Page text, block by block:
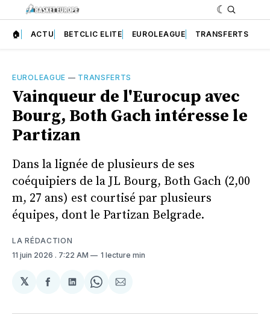
🏠 ACTU BETCLIC ELITE EUROLEAGUE TRANSFERTS
EUROLEAGUE — TRANSFERTS
Vainqueur de l'Eurocup avec
Bourg, Both Gach intéresse le
Partizan
Dans la lignée de plusieurs de ses
coéquipiers de la JL Bourg, Both Gach (2,00
m, 27 ans) est courtisé par plusieurs
équipes, dont le Partizan Belgrade.
LA RÉDACTION
11 juin 2026 . 7:22 AM 1 lecture min
𝕏
Partager
Facebook
Partager
LinkedIn
Share
WhatsApp
Partager
Courriel